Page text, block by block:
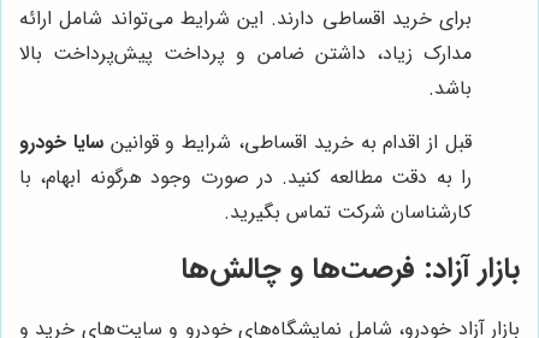
برای خرید اقساطی دارند. این شرایط می‌تواند شامل ارائه
مدارک زیاد، داشتن ضامن و پرداخت پیش‌پرداخت بالا
باشد.
قبل از اقدام به خرید اقساطی، شرایط و قوانینسایا خودرو
را به دقت مطالعه کنید. در صورت وجود هرگونه ابهام، با
کارشناسان شرکت تماس بگیرید.
بازار آزاد: فرصت‌ها و چالش‌ها
بازار آزاد خودرو، شامل نمایشگاه‌های خودرو و سایت‌های خرید و